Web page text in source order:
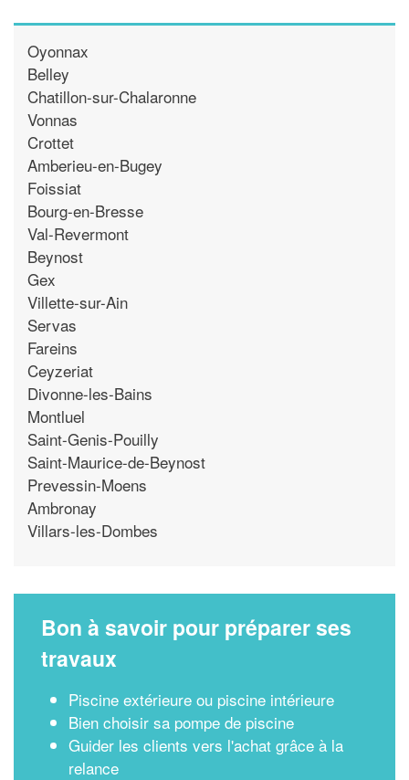
Oyonnax
Belley
Chatillon-sur-Chalaronne
Vonnas
Crottet
Amberieu-en-Bugey
Foissiat
Bourg-en-Bresse
Val-Revermont
Beynost
Gex
Villette-sur-Ain
Servas
Fareins
Ceyzeriat
Divonne-les-Bains
Montluel
Saint-Genis-Pouilly
Saint-Maurice-de-Beynost
Prevessin-Moens
Ambronay
Villars-les-Dombes
Bon à savoir pour préparer ses
travaux
Piscine extérieure ou piscine intérieure
Bien choisir sa pompe de piscine
Guider les clients vers l'achat grâce à la
relance